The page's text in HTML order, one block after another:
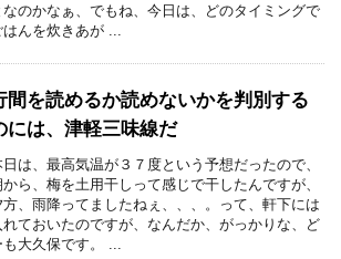
なのかなぁ、でもね、今日は、どのタイミングで
はんを炊きあが ...
間を読めるか読めないかを判別する
には、津軽三味線だ
日は、最高気温が３７度という予想だったので、
から、梅を土用干しって感じで干したんですが、
方、雨降ってましたねぇ、、、。って、軒下には
れておいたのですが、なんだか、がっかりな、ど
も大久保です。 ...